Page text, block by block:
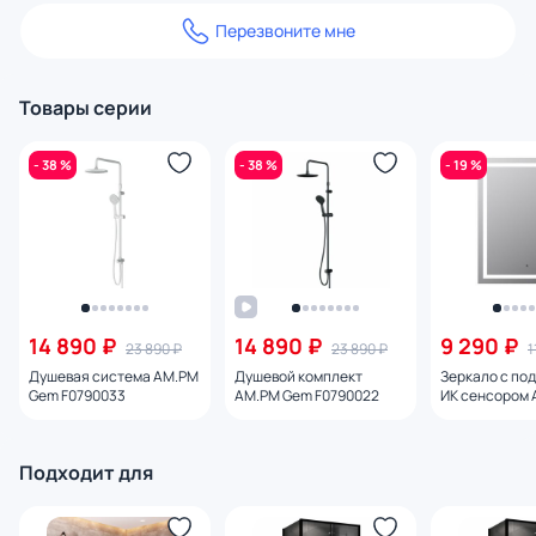
Перезвоните мне
Товары серии
- 38 %
14 890 ₽ 23 890 ₽
Душевая система AM.PM
Gem F0790033
- 38 %
14 890 ₽ 23 890 ₽
Душевой комплект
AM.PM Gem F0790022
- 19 %
9 290 ₽
Зеркало с
ИК сенсором
Подходит для